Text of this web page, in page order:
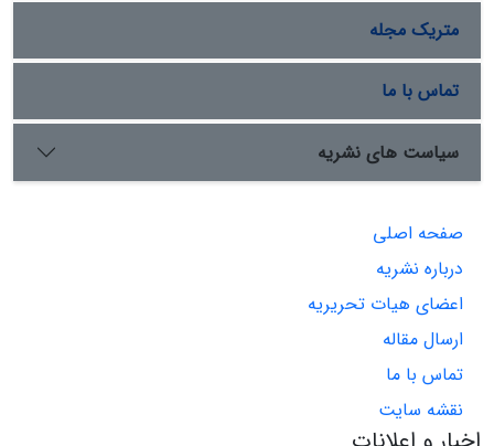
متریک مجله
تماس با ما
سیاست های نشریه
صفحه اصلی
درباره نشریه
اعضای هیات تحریریه
ارسال مقاله
تماس با ما
نقشه سایت